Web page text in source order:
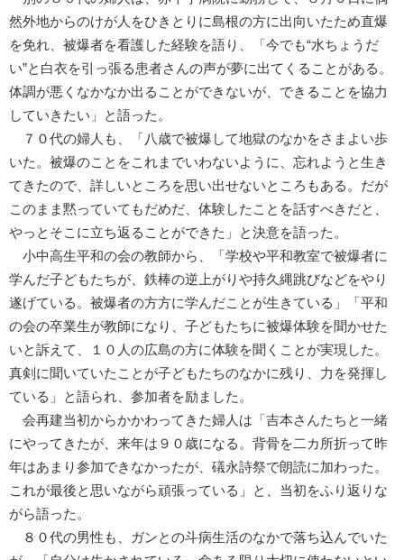
然外地からのけが人をひきとりに島根の方に出向いたため直爆
を免れ、被爆者を看護した経験を語り、「今でも“水ちょうだ
い”と白衣を引っ張る患者さんの声が夢に出てくることがある。
体調が悪くなかなか出ることができないが、できることを協力
していきたい」と語った。
７０代の婦人も、「八歳で被爆して地獄のなかをさまよい歩
いた。被爆のことをこれまでいわないように、忘れようと生き
てきたので、詳しいところを思い出せないところもある。だが
このまま黙っていてもだめだ、体験したことを話すべきだと、
やっとそこに立ち返ることができた」と決意を語った。
小中高生平和の会の教師から、「学校や平和教室で被爆者に
学んだ子どもたちが、鉄棒の逆上がりや持久縄跳びなどをやり
遂げている。被爆者の方方に学んだことが生きている」「平和
の会の卒業生が教師になり、子どもたちに被爆体験を聞かせた
いと訴えて、１０人の広島の方に体験を聞くことが実現した。
真剣に聞いていたことが子どもたちのなかに残り、力を発揮し
ている」と語られ、参加者を励ました。
会再建当初からかかわってきた婦人は「吉本さんたちと一緒
にやってきたが、来年は９０歳になる。背骨を二カ所折って昨
年はあまり参加できなかったが、礒永詩祭で朗読に加わった。
これが最後と思いながら頑張っている」と、当初をふり返りな
がら語った。
８０代の男性も、ガンとの斗病生活のなかで落ち込んでいた